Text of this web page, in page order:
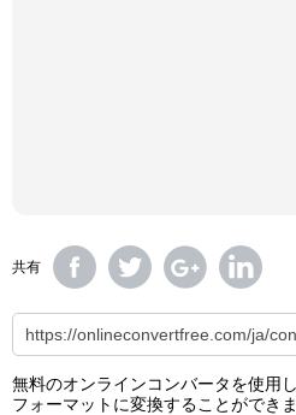
共有
無料のオンラインコンバータを使用
フォーマットに変換することができま